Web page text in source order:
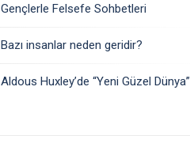
Gençlerle Felsefe Sohbetleri
Bazı insanlar neden geridir?
Aldous Huxley’de “Yeni Güzel Dünya”